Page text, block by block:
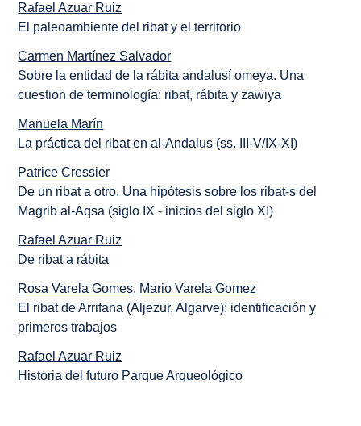
Rafael Azuar Ruiz
El paleoambiente del ribat y el territorio
Carmen Martínez Salvador
Sobre la entidad de la rábita andalusí omeya. Una
cuestion de terminología: ribat, rábita y zawiya
Manuela Marín
La práctica del ribat en al-Andalus (ss. III-V/IX-XI)
Patrice Cressier
De un ribat a otro. Una hipótesis sobre los ribat-s del
Magrib al-Aqsa (siglo IX - inicios del siglo XI)
Rafael Azuar Ruiz
De ribat a rábita
Rosa Varela Gomes, Mario Varela Gomez
El ribat de Arrifana (Aljezur, Algarve): identificación y
primeros trabajos
Rafael Azuar Ruiz
Historia del futuro Parque Arqueológico